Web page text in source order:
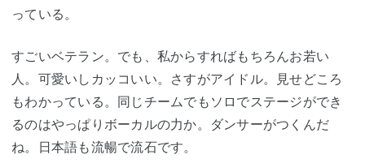
っている。
すごいベテラン。でも、私からすればもちろんお若い
人。可愛いしカッコいい。さすがアイドル。見せどころ
もわかっている。同じチームでもソロでステージができ
るのはやっぱりボーカルの力か。ダンサーがつくんだ
ね。日本語も流暢で流石です。